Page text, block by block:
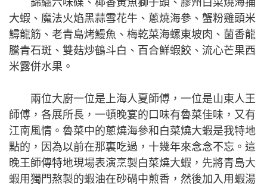
大蝦、魔法火焰黑蒜雪花牛、蔥燒海參、蟹粉雞頭米
鱘龍筋、老青島烤鰻魚、梅乾菜海螺東坡肉、菌香龍
騰青石斑、雙菇炒鶴斗白、百合鮮蝦餃、流心芒果西
米露併水果。
兩位大廚一位是上海人夏師傅，一位是山東人王
師傅，各展所長，一頓晚宴的口味有魯菜佳味，又有
江南風情。魯菜中的蔥燒海參和白菜燒大蝦是我特地
點的，因為以前在那裏吃過，十幾年來念念不忘。這
晚王師傳特地現場表演烹製白菜燒大蝦，先將青島大
蝦用獨門熬製的蝦油在砂碢中煎香，然後加入用蝦湯